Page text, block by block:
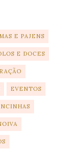
E PAJENS
E DOCES
EVENTOS